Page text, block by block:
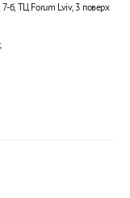
б, ТЦ Forum Lviv, 3 поверх